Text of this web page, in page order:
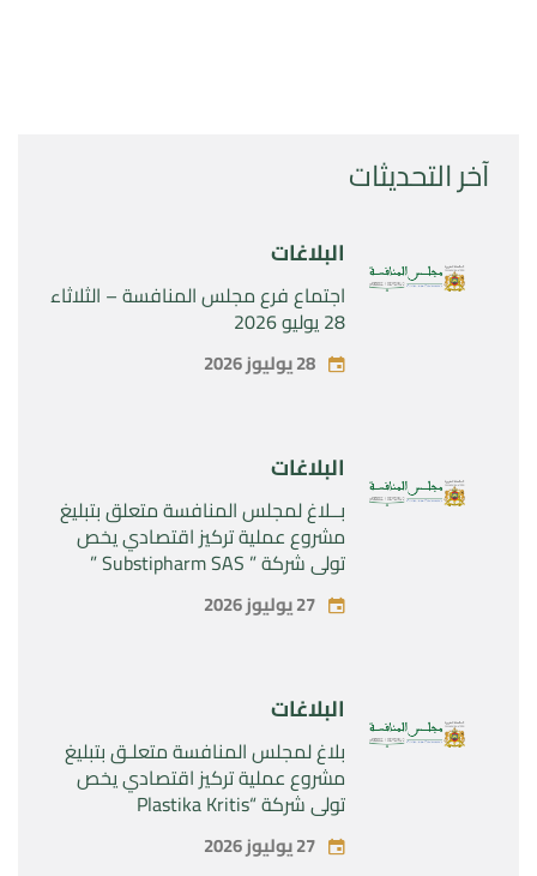
آخر التحديثات
البلاغات
اجتماع فرع مجلس المنافسة – الثلاثاء
28 يوليو 2026
28 يوليوز 2026
البلاغات
بــلاغ لمجلس المنافسة متعلق بتبليغ
مشروع عملية تركيز اقتصادي يخص
تولي شركة ” Substipharm SAS ”
المراقبة الحصرية للأصول والحقوق
المتعلقة بالمنتجين الصيدلانيين”
27 يوليوز 2026
البلاغات
بلاغ لمجلس المنافسة متعلـق بتبليغ
مشروع عملية تركيز اقتصادي يخص
تولي شركة “Plastika Kritis
SA”المراقبة الحصرية لشركة
“Naturplas Industrial SARL” 27 يوليوز 2026